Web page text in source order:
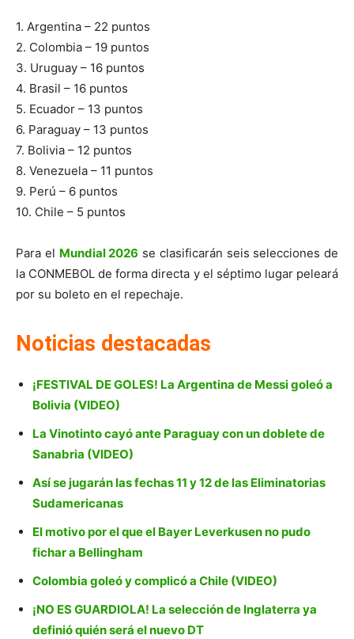
1. Argentina – 22 puntos
2. Colombia – 19 puntos
3. Uruguay – 16 puntos
4. Brasil – 16 puntos
5. Ecuador – 13 puntos
6. Paraguay – 13 puntos
7. Bolivia – 12 puntos
8. Venezuela – 11 puntos
9. Perú – 6 puntos
10. Chile – 5 puntos
Para el Mundial 2026 se clasificarán seis selecciones de
la CONMEBOL de forma directa y el séptimo lugar peleará
por su boleto en el repechaje.
Noticias destacadas
¡FESTIVAL DE GOLES! La Argentina de Messi goleó a
Bolivia (VIDEO)
La Vinotinto cayó ante Paraguay con un doblete de
Sanabria (VIDEO)
Así se jugarán las fechas 11 y 12 de las Eliminatorias
Sudamericanas
El motivo por el que el Bayer Leverkusen no pudo
fichar a Bellingham
Colombia goleó y complicó a Chile (VIDEO)
¡NO ES GUARDIOLA! La selección de Inglaterra ya
definió quién será el nuevo DT